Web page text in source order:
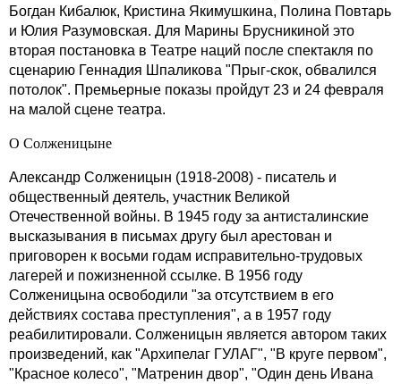
Богдан Кибалюк, Кристина Якимушкина, Полина Повтарь
и Юлия Разумовская. Для Марины Брусникиной это
вторая постановка в Театре наций после спектакля по
сценарию Геннадия Шпаликова "Прыг-скок, обвалился
потолок". Премьерные показы пройдут 23 и 24 февраля
на малой сцене театра.
О Солженицыне
Александр Солженицын (1918-2008) - писатель и
общественный деятель, участник Великой
Отечественной войны. В 1945 году за антисталинские
высказывания в письмах другу был арестован и
приговорен к восьми годам исправительно-трудовых
лагерей и пожизненной ссылке. В 1956 году
Солженицына освободили "за отсутствием в его
действиях состава преступления", а в 1957 году
реабилитировали. Солженицын является автором таких
произведений, как "Архипелаг ГУЛАГ", "В круге первом",
"Красное колесо", "Матренин двор", "Один день Ивана